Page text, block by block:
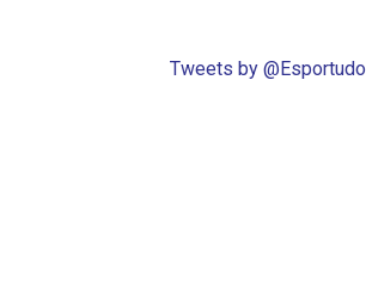
Tweets by @Esportudo